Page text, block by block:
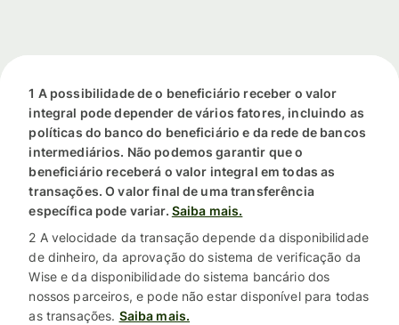
1 A possibilidade de o beneficiário receber o valor
integral pode depender de vários fatores, incluindo as
políticas do banco do beneficiário e da rede de bancos
intermediários. Não podemos garantir que o
beneficiário receberá o valor integral em todas as
transações. O valor final de uma transferência
específica pode variar. Saiba mais.
2 A velocidade da transação depende da disponibilidade
de dinheiro, da aprovação do sistema de verificação da
Wise e da disponibilidade do sistema bancário dos
nossos parceiros, e pode não estar disponível para todas
as transações. Saiba mais.